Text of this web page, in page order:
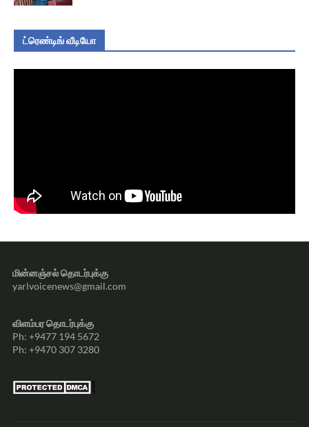
ட்ரெண்டிங் வீடியோ
மின்னஞ்சல் தொடர்புக்கு
yarlvoicenews@gmail.com
விளம்பர தொடர்புக்கு
Ph: +9477 194 5672
Ph: +9470 307 3280